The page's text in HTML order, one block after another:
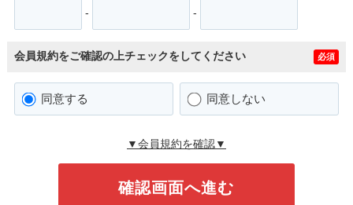
- -
会員規約をご確認の上チェックをしてください 必須
同意する 同意しない
▼会員規約を確認▼